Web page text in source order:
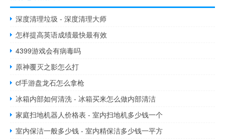
深度清理垃圾 - 深度清理大师
怎样提高英语成绩最快最有效
4399游戏会有病毒吗
原神覆灭之影怎么打
cf手游盘龙石怎么拿枪
冰箱内部如何清洗 - 冰箱买来怎么做内部清洁
家庭扫地机器人价格表 - 室内扫地机多少钱一个
室内保洁一般多少钱 - 室内精保洁多少钱一平方